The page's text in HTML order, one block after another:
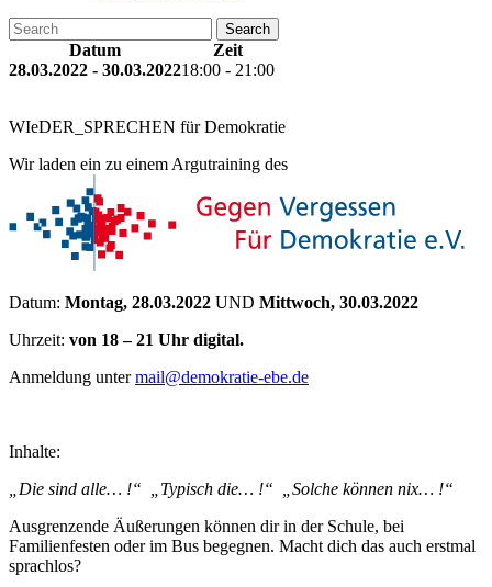
Search
Datum
Zeit
28.03.2022 - 30.03.202218:00 - 21:00
WIeDER_SPRECHEN für Demokratie
Wir laden ein zu einem Argutraining des
Datum: Montag, 28.03.2022 UND Mittwoch, 30.03.2022
Uhrzeit: von 18 – 21 Uhr digital.
Anmeldung untermail@demokratie-ebe.de
Inhalte:
„Die sind alle… !“ „Typisch die… !“ „Solche können nix… !“
Ausgrenzende Äußerungen können dir in der Schule, bei
Familienfesten oder im Bus begegnen. Macht dich das auch erstmal
sprachlos?